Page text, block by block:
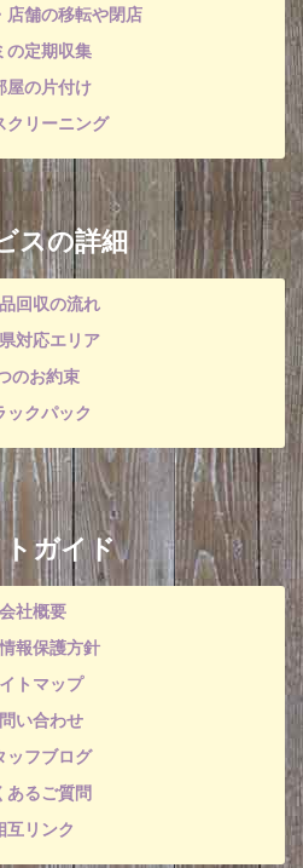
店舗の移転や閉店
の定期収集
屋の片付け
クリーニング
スの詳細
回収の流れ
対応エリア
のお約束
ックパック
ガイド
会社概要
報保護方針
トマップ
い合わせ
ッフブログ
あるご質問
互リンク